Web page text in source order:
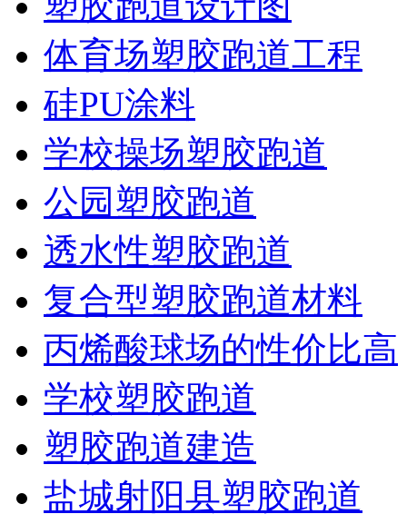
体育场塑胶跑道工程
硅PU涂料
学校操场塑胶跑道
公园塑胶跑道
透水性塑胶跑道
复合型塑胶跑道材料
丙烯酸球场的性价比高
学校塑胶跑道
塑胶跑道建造
盐城射阳县塑胶跑道